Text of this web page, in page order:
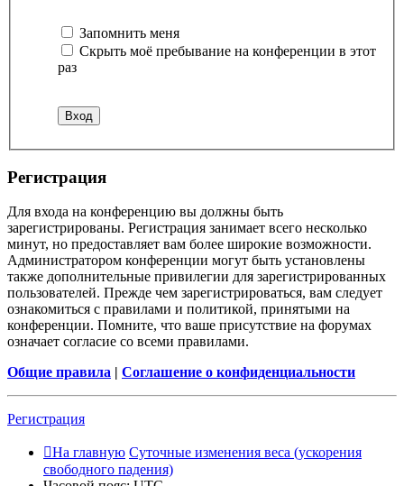
Запомнить меня
Скрыть моё пребывание на конференции в этот
раз
Регистрация
Для входа на конференцию вы должны быть
зарегистрированы. Регистрация занимает всего несколько
минут, но предоставляет вам более широкие возможности.
Администратором конференции могут быть установлены
также дополнительные привилегии для зарегистрированных
пользователей. Прежде чем зарегистрироваться, вам следует
ознакомиться с правилами и политикой, принятыми на
конференции. Помните, что ваше присутствие на форумах
означает согласие со всеми правилами.
Общие правила | Соглашение о конфиденциальности
Регистрация
На главную Суточные изменения веса (ускорения
свободного падения)